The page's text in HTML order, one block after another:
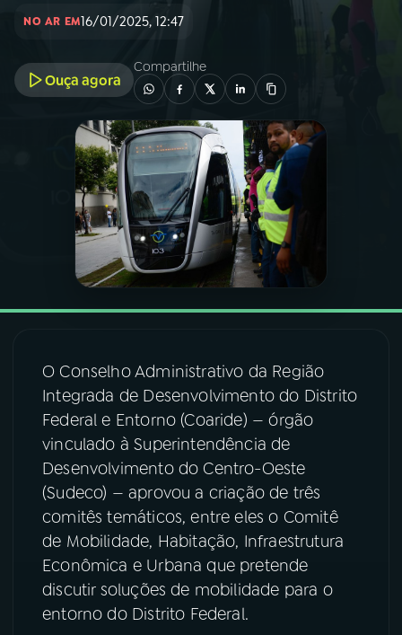
INÍCIO
A RÁDIO
PROGRAMAÇÃO
PROGRAMAS
PODCASTS
06VIDEOCASTS
07ÚLTIMAS
08 FESTIVAL DE MÚSICA
ACOMPANHE A RÁDIO NACIONAL
YouTube Facebook
Instagram X
TikTok
NO AR EM16/01/2025, 12:47
Ouça agora
Compartilhe
O Conselho Administrativo da Região
Integrada de Desenvolvimento do Distrito
Federal e Entorno (Coaride) — órgão
vinculado à Superintendência de
Desenvolvimento do Centro-Oeste
(Sudeco) — aprovou a criação de três
comitês temáticos, entre eles o Comitê
de Mobilidade, Habitação, Infraestrutura
Econômica e Urbana que pretende
discutir soluções de mobilidade para o
entorno do Distrito Federal.